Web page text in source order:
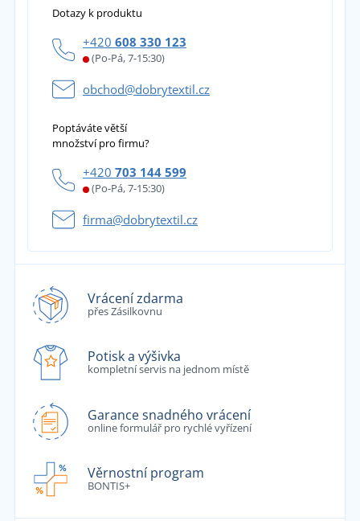
Dotazy k produktu
+420 608 330 123
(Po-Pá, 7-15:30)
obchod@dobrytextil.cz
Poptáváte větší
množství pro firmu?
+420 703 144 599
(Po-Pá, 7-15:30)
firma@dobrytextil.cz
Vrácení zdarma
přes Zásilkovnu
Potisk a výšivka
kompletní servis na jednom místě
Garance snadného vrácení
online formulář pro rychlé vyřízení
Věrnostní program
BONTIS+